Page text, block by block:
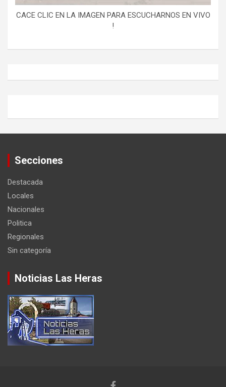
CACE CLIC EN LA IMAGEN PARA ESCUCHARNOS EN VIVO
!
Secciones
Destacada
Locales
Nacionales
Politica
Regionales
Sin categoría
Noticias Las Heras